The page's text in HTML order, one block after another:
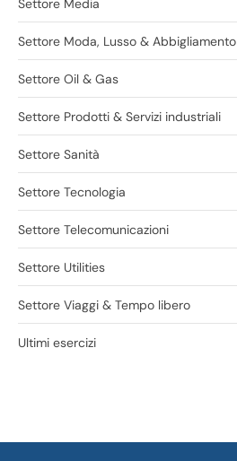
Settore Media
Settore Moda, Lusso & Abbigliamento
Settore Oil & Gas
Settore Prodotti & Servizi industriali
Settore Sanità
Settore Tecnologia
Settore Telecomunicazioni
Settore Utilities
Settore Viaggi & Tempo libero
Ultimi esercizi